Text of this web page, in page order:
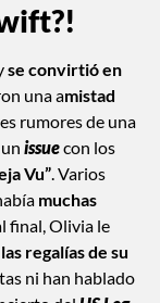
se convirtió en
una amistad
rumores de una
issuecon los
Vu”. Varios
muchas
final, Olivia le
regalías de su
ni han hablado